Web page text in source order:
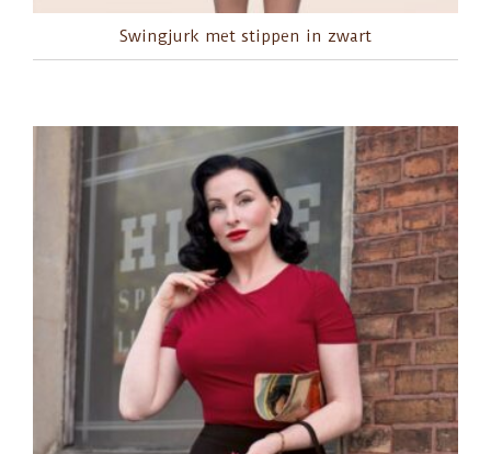
Swingjurk met stippen in zwart